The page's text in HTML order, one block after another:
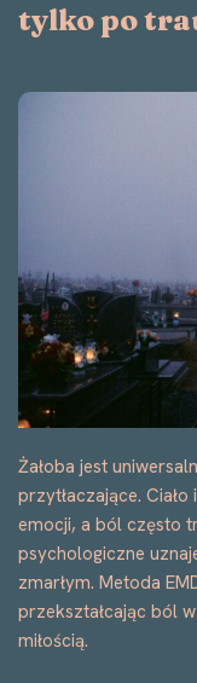
tylko po
Żałoba jest
przytłaczające.
emocji, a ból często
psychologiczne
zmarłym. Metoda
przekształcając ból
miłością.